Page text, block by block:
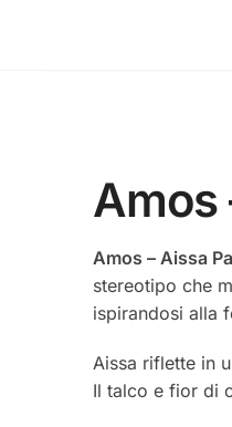
Amos
Amos – Aissa
stereotipo che
ispirandosi alla
Aissa riflette in
Il talco e fior di